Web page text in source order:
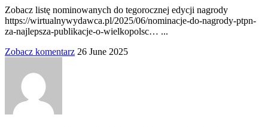
Zobacz listę nominowanych do tegorocznej edycji nagrody
https://wirtualnywydawca.pl/2025/06/nominacje-do-nagrody-ptpn-
za-najlepsza-publikacje-o-wielkopolsc… ...
Zobacz komentarz 26 June 2025